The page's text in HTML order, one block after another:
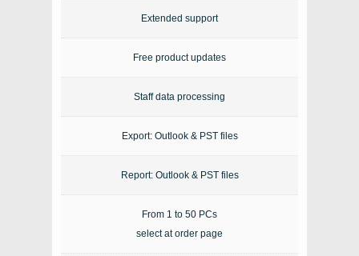
Extended support
Free product updates
Staff data processing
Export: Outlook & PST files
Report: Outlook & PST files
From 1 to 50 PCs
select at order page